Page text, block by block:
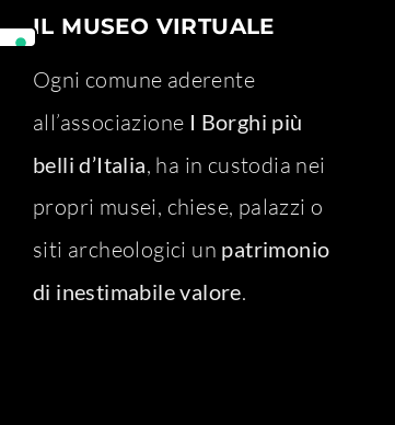
IL MUSEO VIRTUALE
Ogni comune aderente
all’associazione I Borghi più
belli d’Italia, ha in custodia nei
propri musei, chiese, palazzi o
siti archeologici un patrimonio
di inestimabile valore.